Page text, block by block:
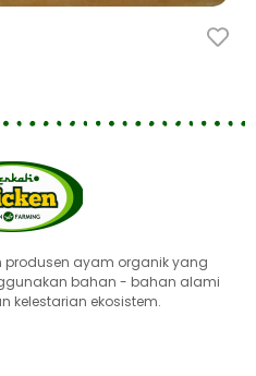
produsen ayam organik yang
bahan - bahan alami
kelestarian ekosistem.